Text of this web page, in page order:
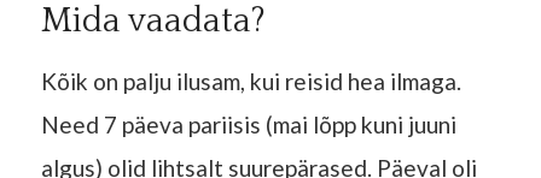
Mida vaadata?
Kõik on palju ilusam, kui reisid hea ilmaga.
Need 7 päeva pariisis (mai lõpp kuni juuni
algus) olid lihtsalt suurepärased. Päeval oli